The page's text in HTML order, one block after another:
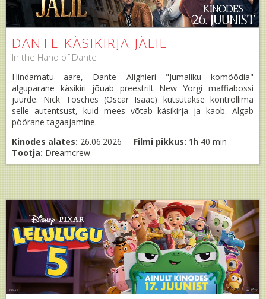
DANTE KÄSIKIRJA JÄLIL
In the Hand of Dante
Hindamatu aare, Dante Alighieri "Jumaliku komöödia"
algupärane käsikiri jõuab preestrilt New Yorgi maffiabossi
juurde. Nick Tosches (Oscar Isaac) kutsutakse kontrollima
selle autentsust, kuid mees võtab käsikirja ja kaob. Algab
pöörane tagaajamine.
Kinodes alates: 26.06.2026 Filmi pikkus: 1h 40 min
Tootja: Dreamcrew